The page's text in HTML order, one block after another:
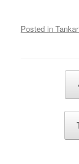
Posted in